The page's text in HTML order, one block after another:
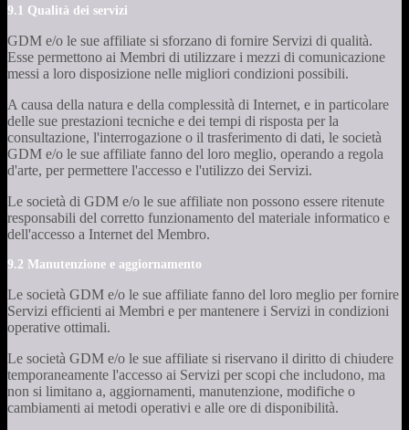
9.1 Qualità dei servizi
GDM e/o le sue affiliate si sforzano di fornire Servizi di qualità.
Esse permettono ai Membri di utilizzare i mezzi di comunicazione
messi a loro disposizione nelle migliori condizioni possibili.
A causa della natura e della complessità di Internet, e in particolare
delle sue prestazioni tecniche e dei tempi di risposta per la
consultazione, l'interrogazione o il trasferimento di dati, le società
GDM e/o le sue affiliate fanno del loro meglio, operando a regola
d'arte, per permettere l'accesso e l'utilizzo dei Servizi.
Le società di GDM e/o le sue affiliate non possono essere ritenute
responsabili del corretto funzionamento del materiale informatico e
dell'accesso a Internet del Membro.
9.2 Manutenzione e aggiornamento
Le società GDM e/o le sue affiliate fanno del loro meglio per fornire
Servizi efficienti ai Membri e per mantenere i Servizi in condizioni
operative ottimali.
Le società GDM e/o le sue affiliate si riservano il diritto di chiudere
temporaneamente l'accesso ai Servizi per scopi che includono, ma
non si limitano a, aggiornamenti, manutenzione, modifiche o
cambiamenti ai metodi operativi e alle ore di disponibilità.